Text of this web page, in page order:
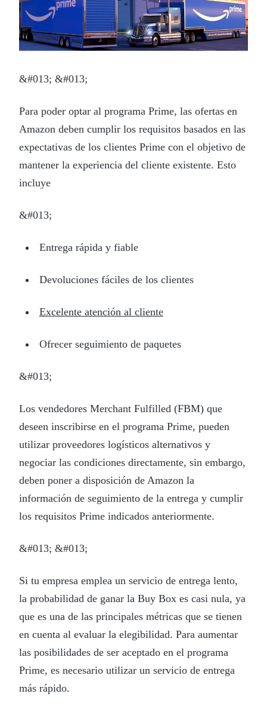
&#013; &#013;
Para poder optar al programa Prime, las ofertas en
Amazon deben cumplir los requisitos basados en las
expectativas de los clientes Prime con el objetivo de
mantener la experiencia del cliente existente. Esto
incluye
&#013;
Entrega rápida y fiable
Devoluciones fáciles de los clientes
Excelente atención al cliente
Ofrecer seguimiento de paquetes
&#013;
Los vendedores Merchant Fulfilled (FBM) que
deseen inscribirse en el programa Prime, pueden
utilizar proveedores logísticos alternativos y
negociar las condiciones directamente, sin embargo,
deben poner a disposición de Amazon la
información de seguimiento de la entrega y cumplir
los requisitos Prime indicados anteriormente.
&#013; &#013;
Si tu empresa emplea un servicio de entrega lento,
la probabilidad de ganar la Buy Box es casi nula, ya
que es una de las principales métricas que se tienen
en cuenta al evaluar la elegibilidad. Para aumentar
las posibilidades de ser aceptado en el programa
Prime, es necesario utilizar un servicio de entrega
más rápido.